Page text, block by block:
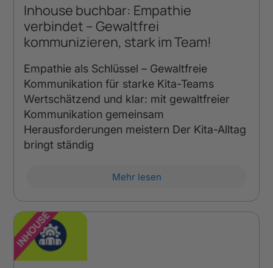
Inhouse buchbar: Empathie
verbindet – Gewaltfrei
kommunizieren, stark im Team!
Empathie als Schlüssel – Gewaltfreie
Kommunikation für starke Kita-Teams
Wertschätzend und klar: mit gewaltfreier
Kommunikation gemeinsam
Herausforderungen meistern Der Kita-Alltag
bringt ständig
Mehr lesen